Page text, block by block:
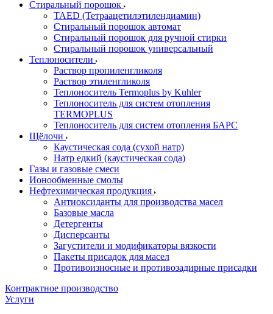
Стиральный порошок
TAED (Тетраацетилэтилендиамин)
Стиральный порошок автомат
Стиральный порошок для ручной стирки
Стиральный порошок универсальный
Теплоносители
Раствор пропиленгликоля
Раствор этиленгликоля
Теплоноситель Termoplus by Kuhler
Теплоноситель для систем отопления
TERMOPLUS
Теплоноситель для систем отопления БАРС
Щёлочи
Каустическая сода (сухой натр)
Натр едкий (каустическая сода)
Газы и газовые смеси
Ионообменные смолы
Нефтехимическая продукция
Антиоксиданты для производства масел
Базовые масла
Детергенты
Дисперсанты
Загустители и модификаторы вязкости
Пакеты присадок для масел
Противоизносные и противозадирные присадки
Контрактное производство
Услуги